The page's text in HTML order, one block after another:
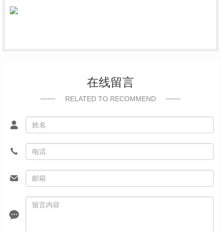
在线留言
RELATED TO RECOMMEND